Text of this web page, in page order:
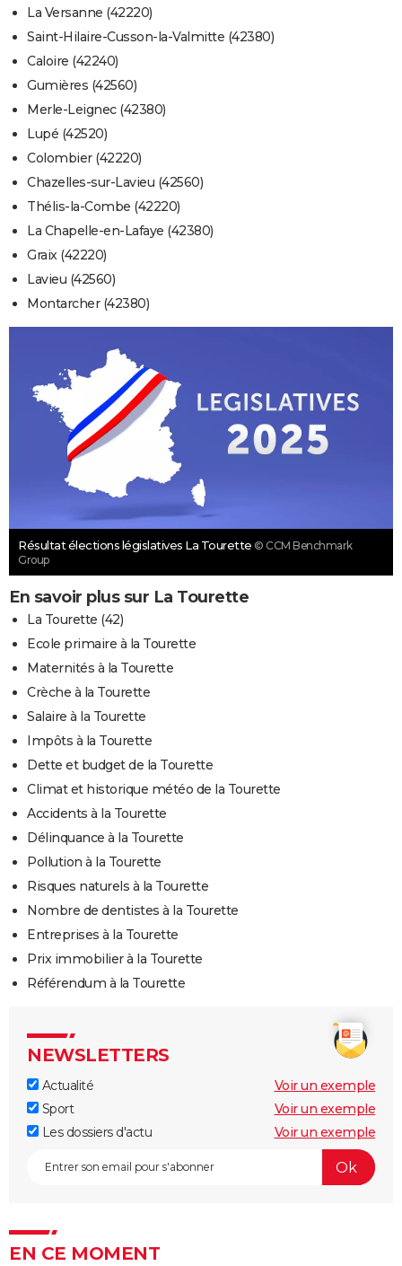
La Versanne (42220)
Saint-Hilaire-Cusson-la-Valmitte (42380)
Caloire (42240)
Gumières (42560)
Merle-Leignec (42380)
Lupé (42520)
Colombier (42220)
Chazelles-sur-Lavieu (42560)
Thélis-la-Combe (42220)
La Chapelle-en-Lafaye (42380)
Graix (42220)
Lavieu (42560)
Montarcher (42380)
Résultat élections législatives La Tourette © CCM Benchmark
Group
En savoir plus sur La Tourette
La Tourette (42)
Ecole primaire à la Tourette
Maternités à la Tourette
Crèche à la Tourette
Salaire à la Tourette
Impôts à la Tourette
Dette et budget de la Tourette
Climat et historique météo de la Tourette
Accidents à la Tourette
Délinquance à la Tourette
Pollution à la Tourette
Risques naturels à la Tourette
Nombre de dentistes à la Tourette
Entreprises à la Tourette
Prix immobilier à la Tourette
Référendum à la Tourette
NEWSLETTERS
Actualité
Voir un exemple
Sport
Voir un exemple
Les dossiers d'actu
Voir un exemple
EN CE MOMENT